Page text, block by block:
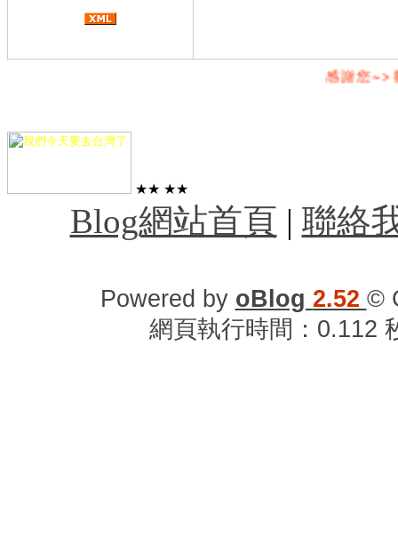
感謝您~>歡
★★ ★★
Blog網站首頁 | 聯絡
Powered by oBlog 2.52 ©
網頁執行時間：0.112